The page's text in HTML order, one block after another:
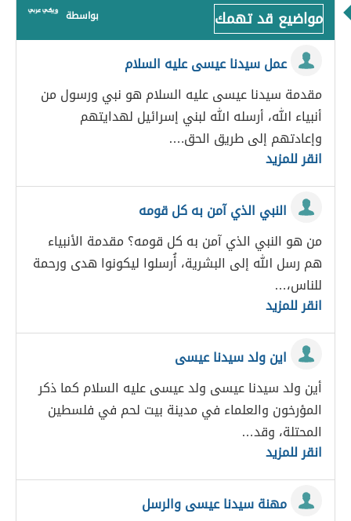
مواضيع قد تهمك بواسطة
عمل سيدنا عيسى عليه السلام
مقدمة سيدنا عيسى عليه السلام هو نبي ورسول من
أنبياء الله، أرسله الله لبني إسرائيل لهدايتهم
وإعادتهم إلى طريق الحق.…
انقر للمزيد
النبي الذي آمن به كل قومه
من هو النبي الذي آمن به كل قومه؟ مقدمة الأنبياء
هم رسل الله إلى البشرية، أُرسلوا ليكونوا هدى ورحمة
للناس،…
انقر للمزيد
اين ولد سيدنا عيسى
أين ولد سيدنا عيسى ولد عيسى عليه السلام كما ذكر
المؤرخون والعلماء في مدينة بيت لحم في فلسطين
المحتلة، وقد…
انقر للمزيد
مهنة سيدنا عيسى والرسل